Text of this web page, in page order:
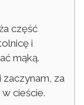
część
i
mąką.
zaczynam, za
cieście.